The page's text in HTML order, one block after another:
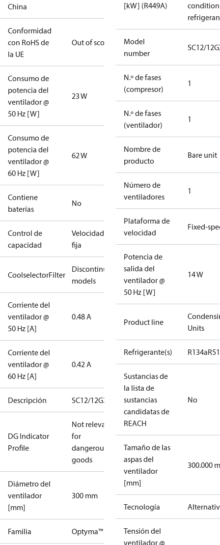
China
Conformidad
con RoHS de
la UE
Out of scope
Consumo de
potencia del
ventilador @
50 Hz [W]
23 W
Consumo de
potencia del
ventilador @
60 Hz [W]
62 W
Contiene
baterías
No
Control de
capacidad
Velocidad
fija
CoolselectorFilter
Discontinued
models
Corriente del
ventilador @
50 Hz [A]
0.48 A
Corriente del
ventilador @
60 Hz [A]
0.42 A
Descripción SC12/12GXT2
DG Indicator
Profile
Not relevant
for
dangerous
goods
Diámetro del
ventilador
[mm]
300 mm
Familia Optyma™
[kW] (R449A)
Model
number
SC12/
N.º de fases
(compresor)
1
N.º de fases
(ventilador)
1
Nombre de
producto
Bare unit
Número de
ventiladores
1
Plataforma de
velocidad
Fixed-
Potencia de
salida del
ventilador @
50 Hz [W]
14 W
Product line
Units
Refrigerante(s) R134a
Sustancias de
la lista de
sustancias
candidatas de
REACH
No
Tamaño de las
aspas del
ventilador
[mm]
300.000
Tecnología
Tensión del
ventilador @